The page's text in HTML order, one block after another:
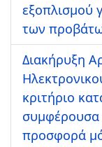
εξοπλισμού
των
Διακήρυξη
κριτήριο
συμφέρουσα
προσφορά